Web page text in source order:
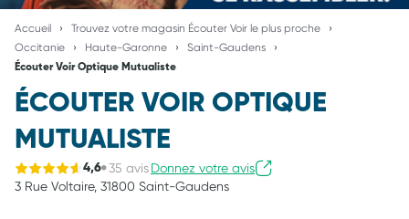
Accueil
Trouvez votre magasin Écouter Voir le plus proche
Occitanie
Haute-Garonne Saint-Gaudens
Écouter Voir Optique Mutualiste
ÉCOUTER VOIR OPTIQUE
MUTUALISTE
4,6 35 avisDonnez votre avis
3 Rue Voltaire, 31800 Saint-Gaudens